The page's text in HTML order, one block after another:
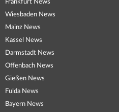
Frankfurt News
Wiesbaden News
Mainz News
Kassel News
Darmstadt News
Offenbach News
Gießen News
Fulda News
Bayern News